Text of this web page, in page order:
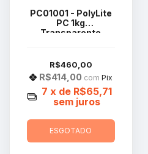
PC01001 - PolyLite
PC 1kg
Transparente
R$460,00
R$414,00 com Pix
7 x de R$65,71
sem juros
ESGOTADO